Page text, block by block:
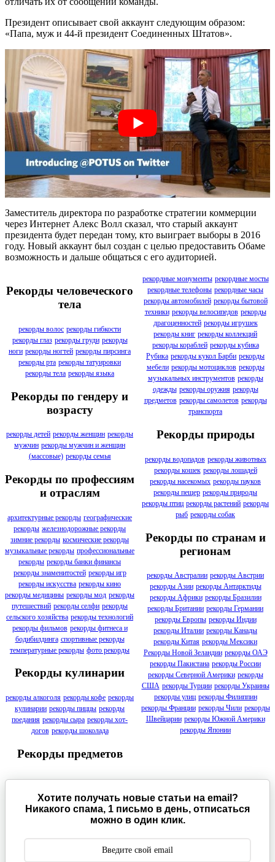
Президент описывает свой аккаунт следующим образом:
«Папа, муж и 44-й президент Соединенных Штатов».
Заместитель директора по разработке стратегии коммерции
через Интернет Алекс Волл сказал, что старый аккаунт
президента будет передан тому, кто выиграет выборы в 2016
году. Новый аккаунт был создан с целью предоставить Обаме
возможность и дальше общаться с его аудиторией.
Рекорды человеческого
тела
рекорды волос рекорды гибкости
рекорды глаз рекорды груди рекорды
ноги рекорды ногтей рекорды пирсинга
рекорды рта рекорды татуировки
рекорды тела рекорды языка
Рекорды по гендеру и
возрасту
рекорды детей рекорды женщин рекорды
мужчин рекорды мужчин и женщин
(массовые) рекорды семья
Рекорды по профессиям
и отраслям
архитектурные рекорды географические
рекорды железнодорожные рекорды
зимние рекорды космические рекорды
музыкальные рекорды профессиональные
рекорды рекорды банки финансы
рекорды знаменитостей рекорды игр
рекорды искусства рекорды кино
рекорды медицины рекорды мод рекорды
путешествий рекорды селфи рекорды
сельского хозяйства рекорды технологий
рекорды фильмов рекорды фитнеса и
бодибилдинга спортивные рекорды
температурные рекорды фото рекорды
Рекорды кулинарии
рекорды алкоголя рекорды кофе рекорды
кулинарии рекорды пиццы рекорды
поедания рекорды сыра рекорды хот-
догов рекорды шоколада
Рекорды предметов
рекордные монументы рекордные мосты
рекордные телефоны рекордные часы
рекорды автомобилей рекорды бытовой
техники рекорды велосипедов рекорды
драгоценностей рекорды игрушек
рекорды книг рекорды коллекций
рекорды кораблей рекорды кубика
Рубика рекорды кукол Барби рекорды
мебели рекорды мотоциклов рекорды
музыкальных инструментов рекорды
одежды рекорды оружия рекорды
предметов рекорды самолетов рекорды
транспорта
Рекорды природы
рекорды водопадов рекорды животных
рекорды кошек рекорды лошадей
рекорды насекомых рекорды пауков
рекорды пещер рекорды природы
рекорды птиц рекорды растений рекорды
рыб рекорды собак
Рекорды по странам и
регионам
рекорды Австралии рекорды Австрии
рекорды Азии рекорды Антарктиды
рекорды Африки рекорды Бразилии
рекорды Британии рекорды Германии
рекорды Европы рекорды Индии
рекорды Италии рекорды Канады
рекорды Китая рекорды Мексики
Рекорды Новой Зеландии рекорды ОАЭ
рекорды Пакистана рекорды России
рекорды Северной Америки рекорды
США рекорды Турции рекорды Украины
рекорды улиц рекорды Филиппин
рекорды Франции рекорды Чили рекорды
Швейцарии рекорды Южной Америки
рекорды Японии
Хотите получать новые статьи на email?
Никакого спама, 1 письмо в день, отписаться
можно в один клик.